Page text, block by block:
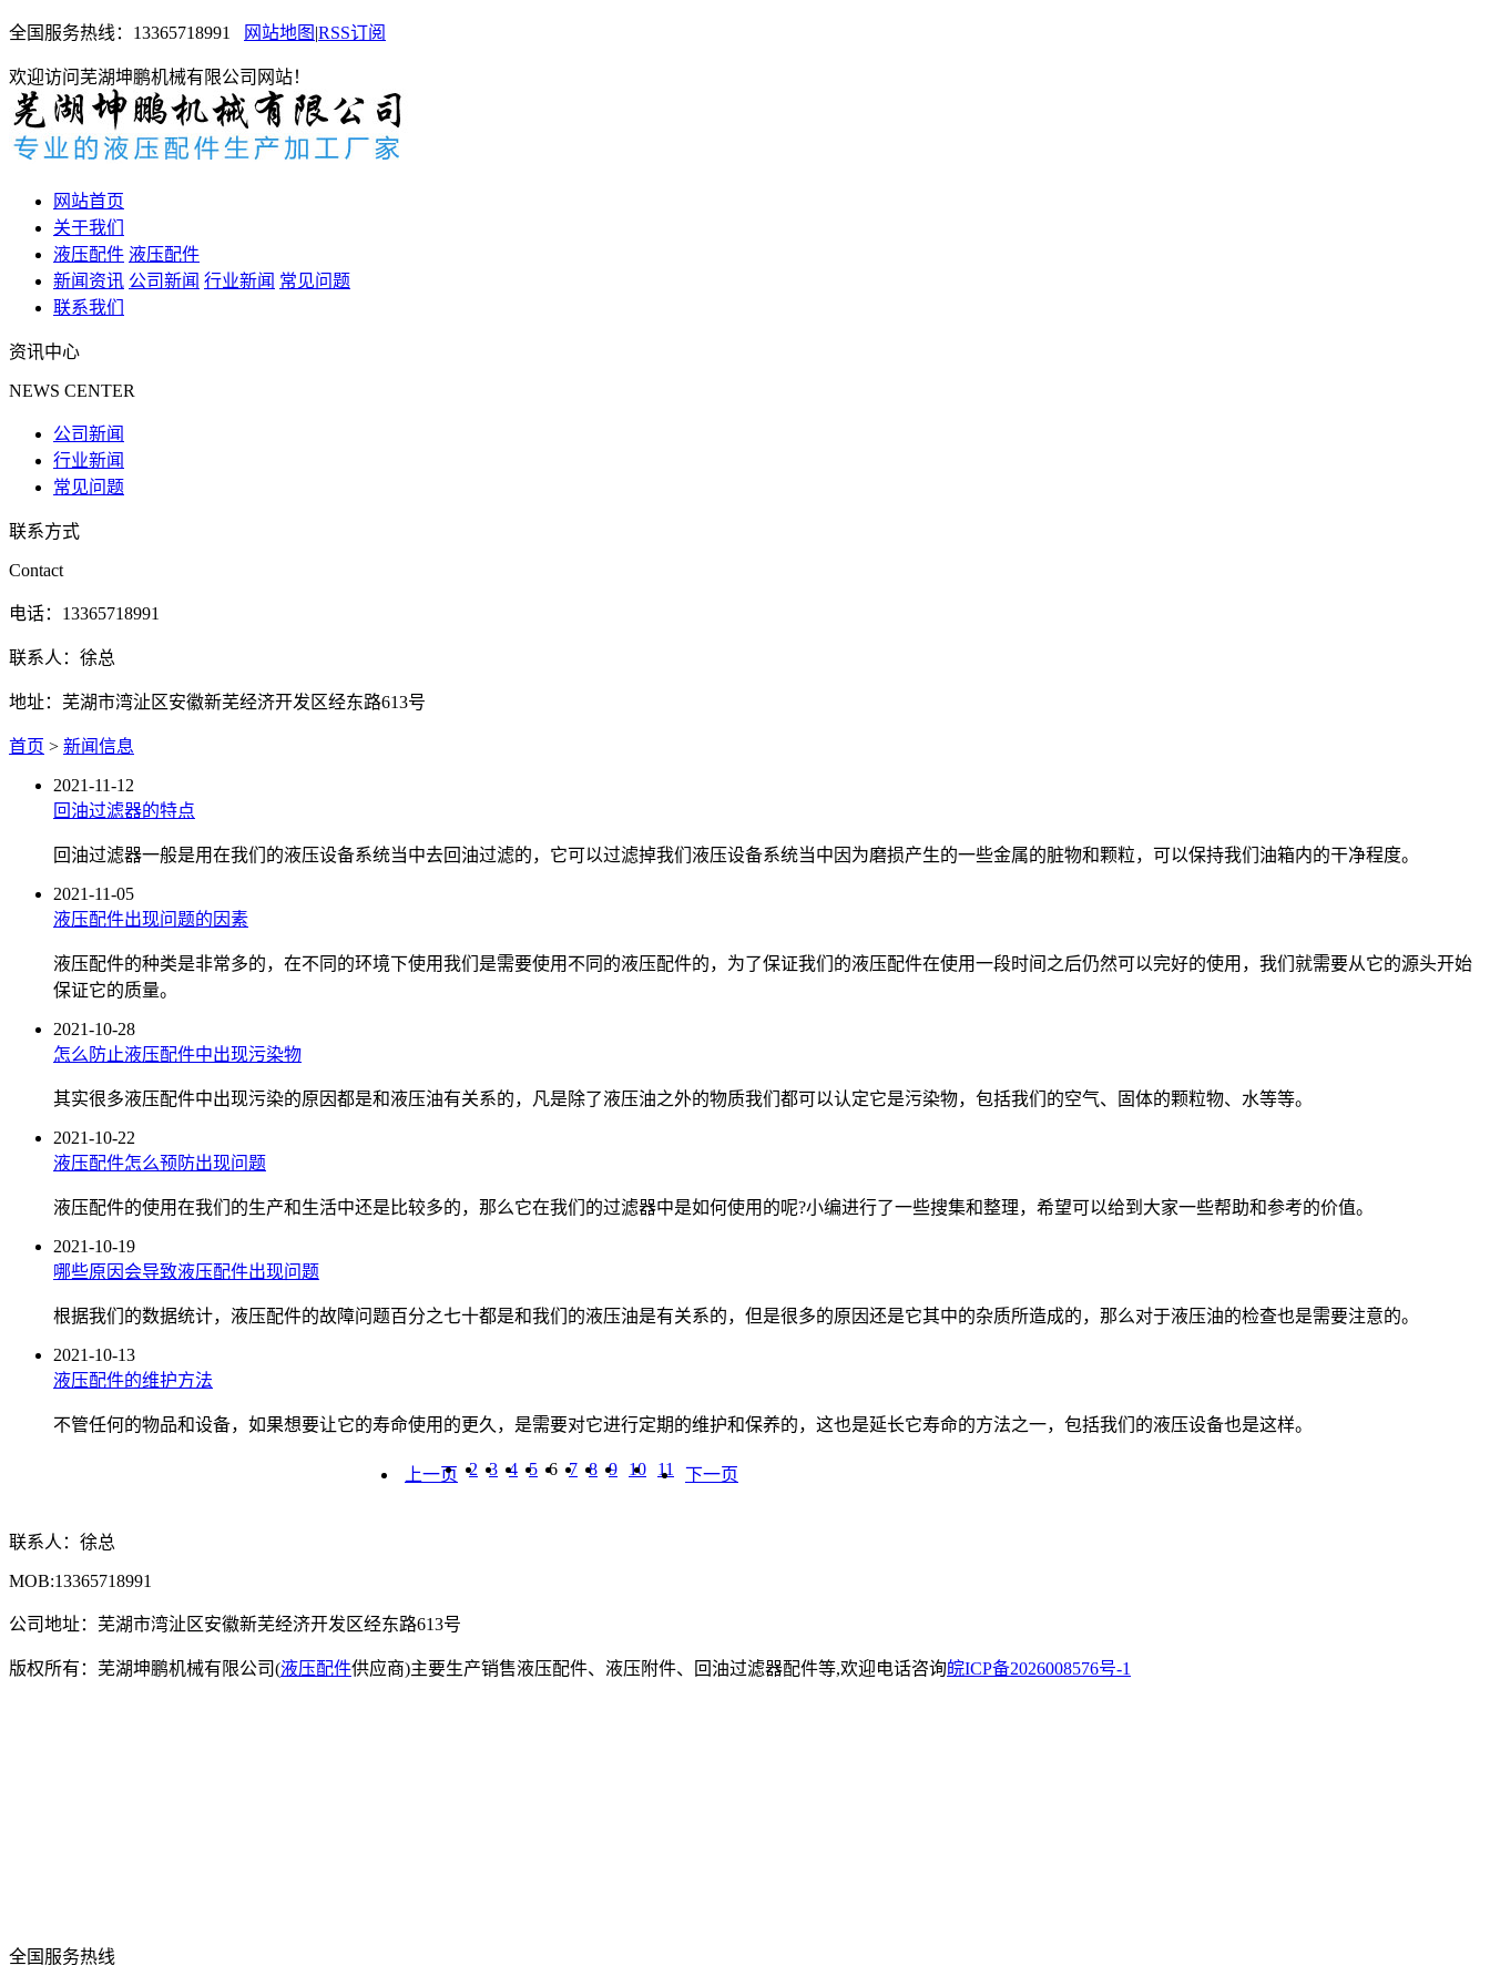
全国服务热线： 13365718991 网站地图 |RSS订阅
欢迎访问芜湖坤鹏机械有限公司网站！
网站首页
关于我们
液压配件 液压配件
新闻资讯 公司新闻 行业新闻 常见问题
联系我们
资讯中心
NEWS CENTER
公司新闻
行业新闻
常见问题
联系方式
Contact
电话：13365718991
联系人：徐总
地址：芜湖市湾沚区安徽新芜经济开发区经东路613号
首页 > 新闻信息
2021-11-12
回油过滤器的特点
回油过滤器一般是用在我们的液压设备系统当中去回油过滤的，它可以过滤掉我们液压设备系统当中因为磨损产生的一些金属的脏物和颗粒，可以保持我们油箱内的干净程度。
2021-11-05
液压配件出现问题的因素
液压配件的种类是非常多的，在不同的环境下使用我们是需要使用不同的液压配件的，为了保证我们的液压配件在使用一段时间之后仍然可以完好的使用，我们就需要从它的源头开始
保证它的质量。
2021-10-28
怎么防止液压配件中出现污染物
其实很多液压配件中出现污染的原因都是和液压油有关系的，凡是除了液压油之外的物质我们都可以认定它是污染物，包括我们的空气、固体的颗粒物、水等等。
2021-10-22
液压配件怎么预防出现问题
液压配件的使用在我们的生产和生活中还是比较多的，那么它在我们的过滤器中是如何使用的呢?小编进行了一些搜集和整理，希望可以给到大家一些帮助和参考的价值。
2021-10-19
哪些原因会导致液压配件出现问题
根据我们的数据统计，液压配件的故障问题百分之七十都是和我们的液压油是有关系的，但是很多的原因还是它其中的杂质所造成的，那么对于液压油的检查也是需要注意的。
2021-10-13
液压配件的维护方法
不管任何的物品和设备，如果想要让它的寿命使用的更久，是需要对它进行定期的维护和保养的，这也是延长它寿命的方法之一，包括我们的液压设备也是这样。
上一页 2 3 4 5 6 7 8 9 10 11 下一页
联系人：徐总
MOB:13365718991
公司地址：芜湖市湾沚区安徽新芜经济开发区经东路613号
版权所有：芜湖坤鹏机械有限公司(液压配件供应商)主要生产销售液压配件、液压附件、回油过滤器配件等,欢迎电话咨询皖ICP备2026008576号-1
全国服务热线